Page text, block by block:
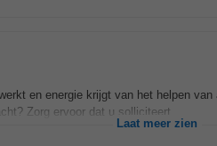
en energie krijgt van het helpen
Zorg ervoor dat u solliciteert...
Laat meer zien